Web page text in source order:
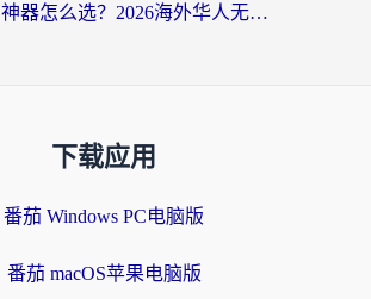
北美看剧神器怎么选？2026海外华人无缝访问国内资源全攻略
下载应用
番茄 Windows PC电脑版
番茄 macOS苹果电脑版